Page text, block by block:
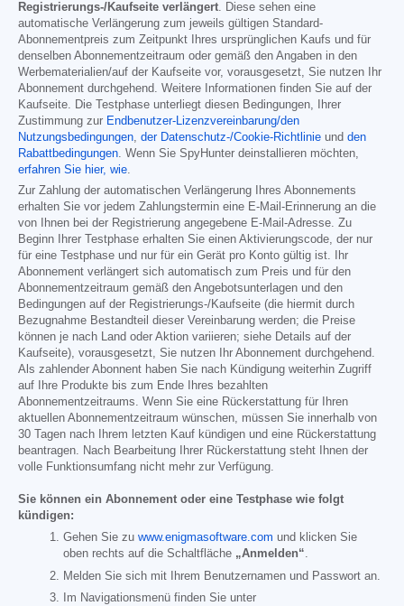
Registrierungs-/Kaufseite verlängert. Diese sehen eine
automatische Verlängerung zum jeweils gültigen Standard-
Abonnementpreis zum Zeitpunkt Ihres ursprünglichen Kaufs und für
denselben Abonnementzeitraum oder gemäß den Angaben in den
Werbematerialien/auf der Kaufseite vor, vorausgesetzt, Sie nutzen Ihr
Abonnement durchgehend. Weitere Informationen finden Sie auf der
Kaufseite. Die Testphase unterliegt diesen Bedingungen, Ihrer
Zustimmung zur Endbenutzer-Lizenzvereinbarung/den
Nutzungsbedingungen, der Datenschutz-/Cookie-Richtlinie und den
Rabattbedingungen. Wenn Sie SpyHunter deinstallieren möchten,
erfahren Sie hier, wie.
Zur Zahlung der automatischen Verlängerung Ihres Abonnements
erhalten Sie vor jedem Zahlungstermin eine E-Mail-Erinnerung an die
von Ihnen bei der Registrierung angegebene E-Mail-Adresse. Zu
Beginn Ihrer Testphase erhalten Sie einen Aktivierungscode, der nur
für eine Testphase und nur für ein Gerät pro Konto gültig ist. Ihr
Abonnement verlängert sich automatisch zum Preis und für den
Abonnementzeitraum gemäß den Angebotsunterlagen und den
Bedingungen auf der Registrierungs-/Kaufseite (die hiermit durch
Bezugnahme Bestandteil dieser Vereinbarung werden; die Preise
können je nach Land oder Aktion variieren; siehe Details auf der
Kaufseite), vorausgesetzt, Sie nutzen Ihr Abonnement durchgehend.
Als zahlender Abonnent haben Sie nach Kündigung weiterhin Zugriff
auf Ihre Produkte bis zum Ende Ihres bezahlten
Abonnementzeitraums. Wenn Sie eine Rückerstattung für Ihren
aktuellen Abonnementzeitraum wünschen, müssen Sie innerhalb von
30 Tagen nach Ihrem letzten Kauf kündigen und eine Rückerstattung
beantragen. Nach Bearbeitung Ihrer Rückerstattung steht Ihnen der
volle Funktionsumfang nicht mehr zur Verfügung.
Sie können ein Abonnement oder eine Testphase wie folgt
kündigen:
Gehen Sie zu www.enigmasoftware.com und klicken Sie
oben rechts auf die Schaltfläche „Anmelden“.
Melden Sie sich mit Ihrem Benutzernamen und Passwort an.
Im Navigationsmenü finden Sie unter